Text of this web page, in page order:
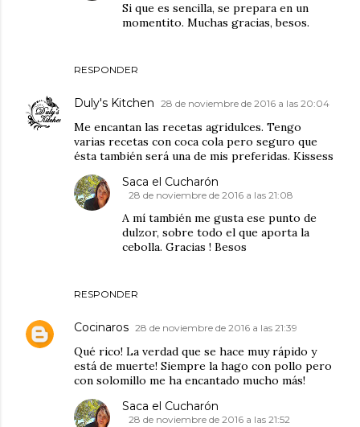
RESPONDER
Si que es sencilla, se prepara en un
momentito. Muchas gracias, besos.
Duly's Kitchen 28 de noviembre de 2016 a las 20:04
Me encantan las recetas agridulces. Tengo
varias recetas con coca cola pero seguro que
ésta también será una de mis preferidas. Kissess
RESPONDER
Saca el Cucharón
28 de noviembre de 2016 a las 21:08
A mí también me gusta ese punto de
dulzor, sobre todo el que aporta la
cebolla. Gracias ! Besos
Cocinaros 28 de noviembre de 2016 a las 21:39
Qué rico! La verdad que se hace muy rápido y
está de muerte! Siempre la hago con pollo pero
con solomillo me ha encantado mucho más!
Saca el Cucharón
28 de noviembre de 2016 a las 21:52